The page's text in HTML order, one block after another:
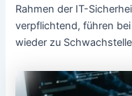
Rahmen der IT-
verpflichtend, führen
wieder zu